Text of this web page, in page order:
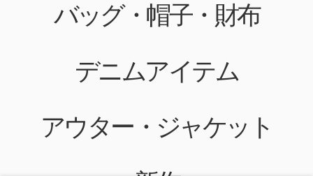
バッグ・帽子・財布
デニムアイテム
アウター・ジャケット